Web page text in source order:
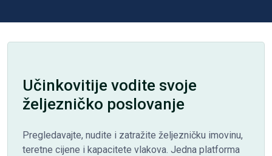
Učinkovitije vodite svoje
željezničko poslovanje
Pregledavajte, nudite i zatražite željezničku imovinu,
teretne cijene i kapacitete vlakova. Jedna platforma